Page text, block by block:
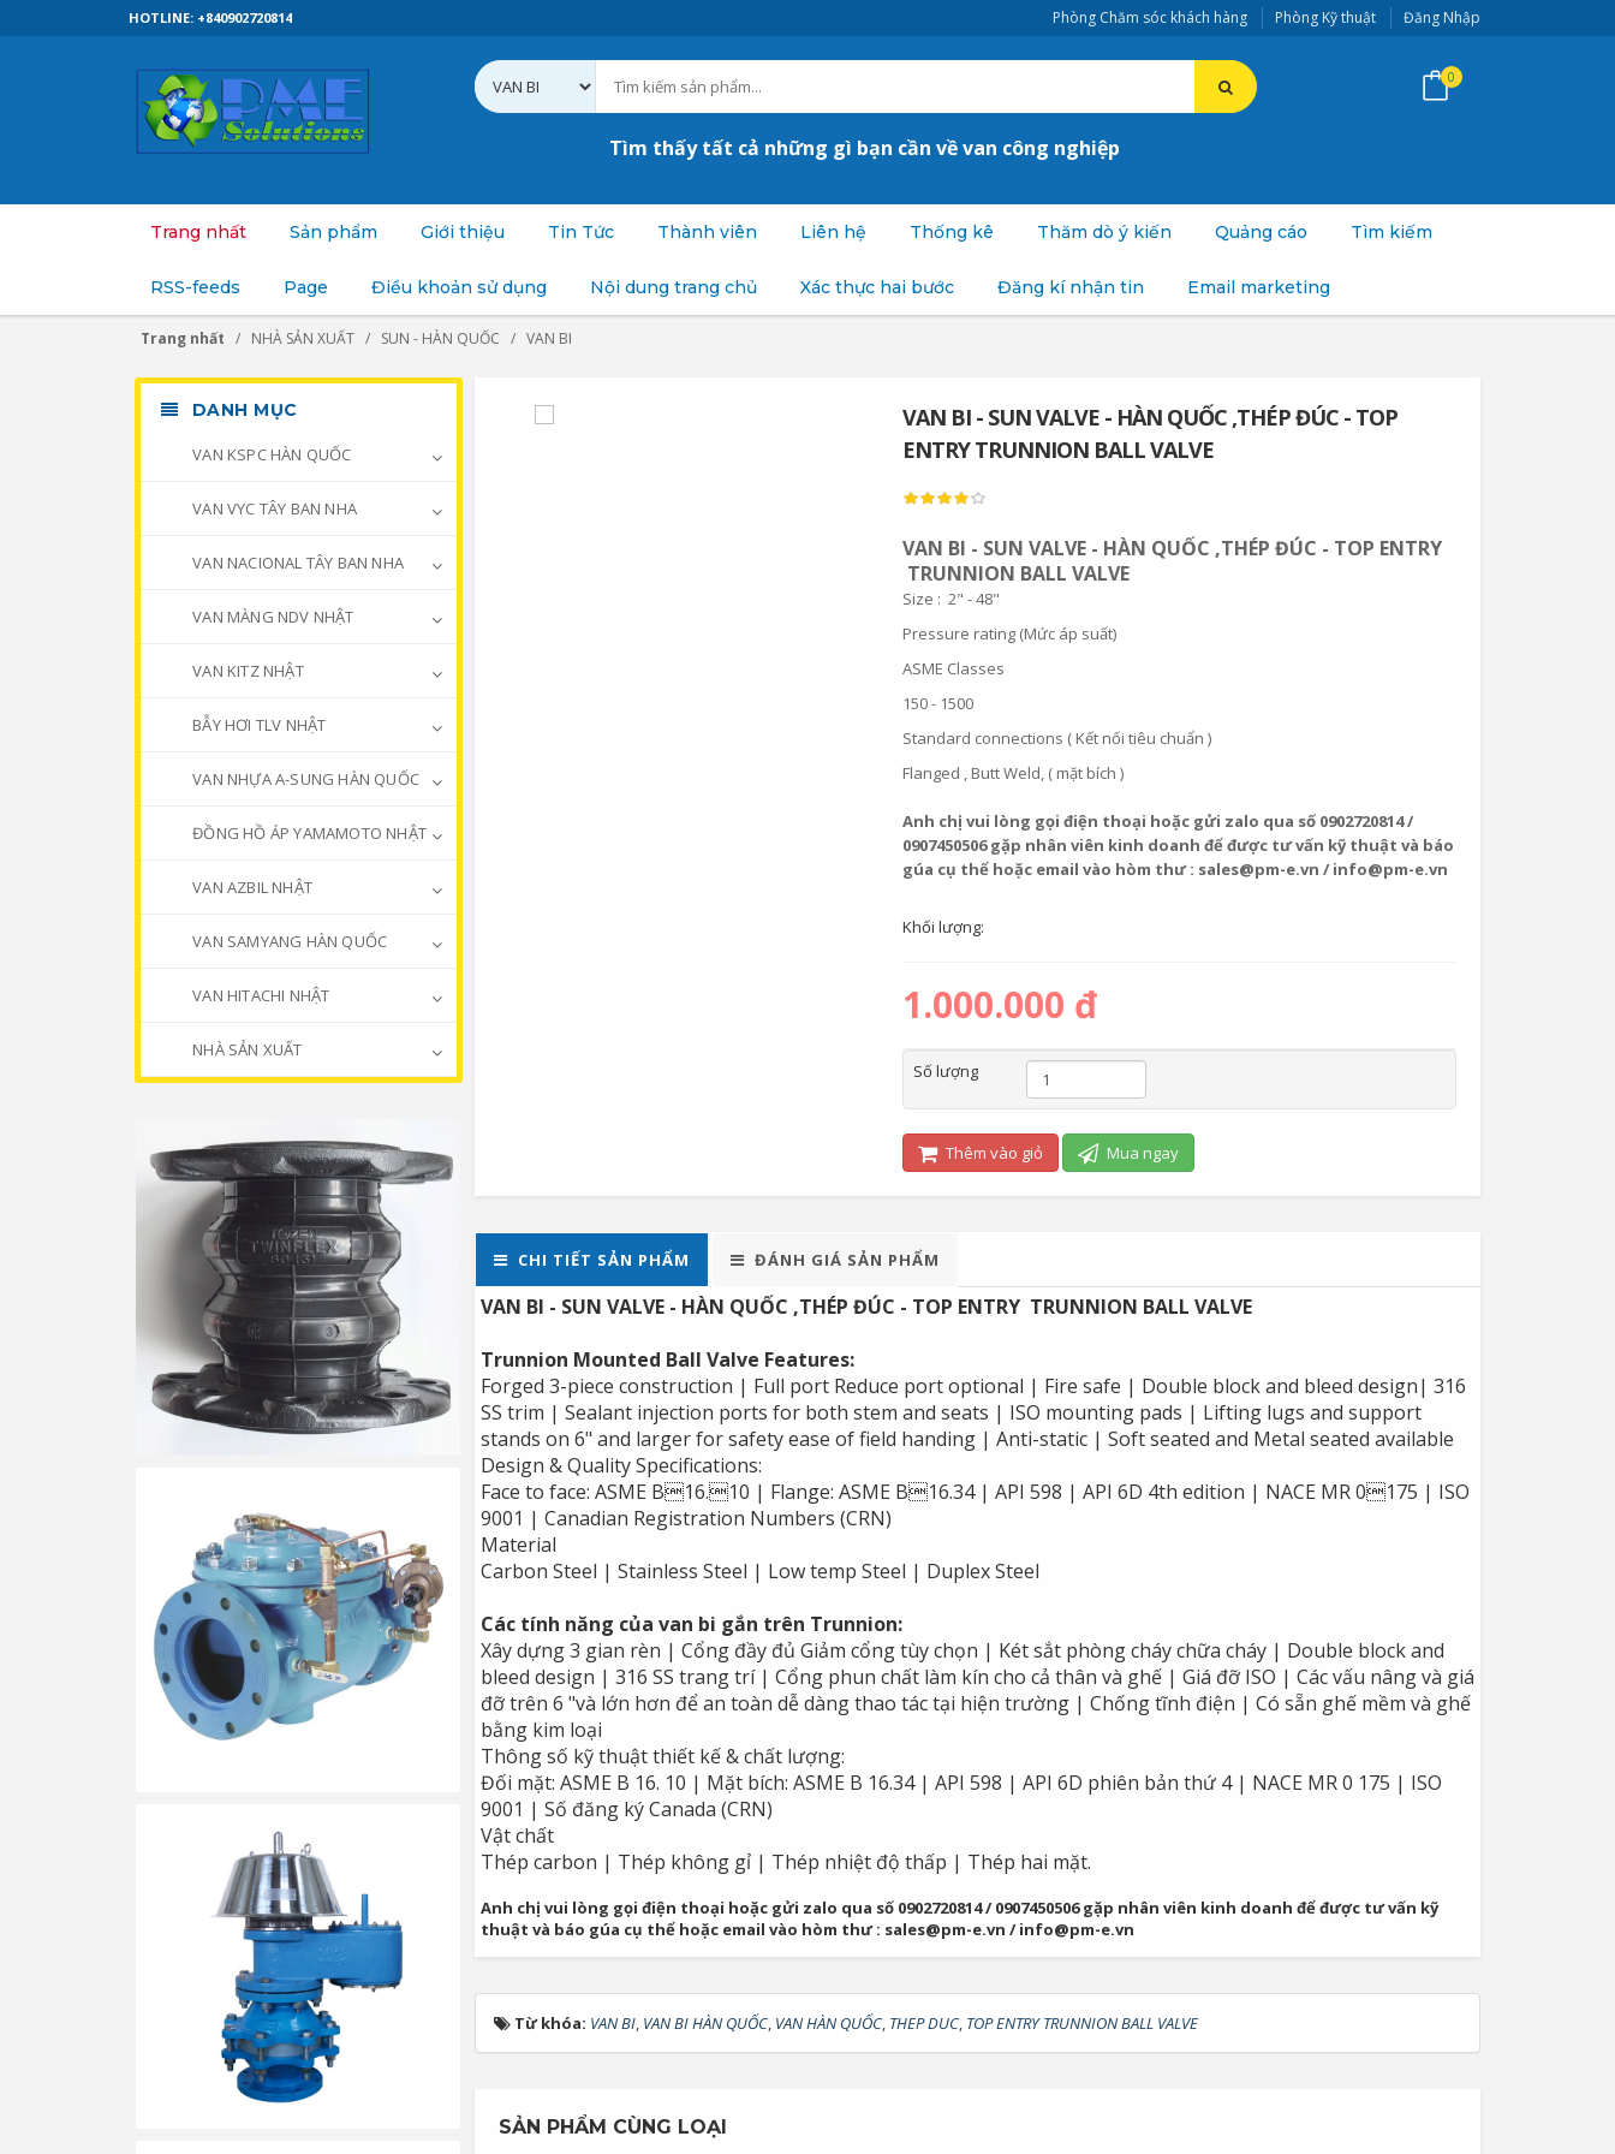
Phòng Chăm sóc khách hàng Phòng Kỹ thuật Đăng Nhập
HOTLINE: +840902720814
Tìm thấy tất cả những gì bạn cần về van công nghiệp
0
Trang nhất Sản phẩm Giới thiệu Tin Tức Thành viên Liên hệ Thống kê Thăm dò ý kiến Quảng cáo Tìm kiếm
RSS-feeds Page Điều khoản sử dụng Nội dung trang chủ Xác thực hai bước Đăng kí nhận tin Email marketing
Trang nhất NHÀ SẢN XUẤT SUN - HÀN QUỐC VAN BI
VAN BI - SUN VALVE - HÀN QUỐC ,THÉP ĐÚC - TOP
ENTRY TRUNNION BALL VALVE
VAN BI - SUN VALVE - HÀN QUỐC ,THÉP ĐÚC - TOP ENTRY
TRUNNION BALL VALVE
Size : 2" - 48"
Pressure rating (Mức áp suất)
ASME Classes
150 - 1500
Standard connections ( Kết nối tiêu chuẩn )
Flanged , Butt Weld, ( mặt bích )
Anh chị vui lòng gọi điện thoại hoặc gửi zalo qua số 0902720814 /
0907450506 gặp nhân viên kinh doanh để được tư vấn kỹ thuật và báo
gúa cụ thể hoặc email vào hòm thư : sales@pm-e.vn / info@pm-e.vn
Khối lượng:
1.000.000 đ
Số lượng
Thêm vào giỏ Mua ngay
CHI TIẾT SẢN PHẨM ĐÁNH GIÁ SẢN PHẨM
VAN BI - SUN VALVE - HÀN QUỐC ,THÉP ĐÚC - TOP ENTRY TRUNNION BALL VALVE
Trunnion Mounted Ball Valve Features:
Forged 3-piece construction | Full port Reduce port optional | Fire safe | Double block and bleed design| 316
SS trim | Sealant injection ports for both stem and seats | ISO mounting pads | Lifting lugs and support
stands on 6" and larger for safety ease of field handing | Anti-static | Soft seated and Metal seated available
Design & Quality Specifications:
Face to face: ASME B16.10 | Flange: ASME B16.34 | API 598 | API 6D 4th edition | NACE MR 0175 | ISO
9001 | Canadian Registration Numbers (CRN)
Material
Carbon Steel | Stainless Steel | Low temp Steel | Duplex Steel
Các tính năng của van bi gắn trên Trunnion:
Xây dựng 3 gian rèn | Cổng đầy đủ Giảm cổng tùy chọn | Két sắt phòng cháy chữa cháy | Double block and
bleed design | 316 SS trang trí | Cổng phun chất làm kín cho cả thân và ghế | Giá đỡ ISO | Các vấu nâng và giá
đỡ trên 6 "và lớn hơn để an toàn dễ dàng thao tác tại hiện trường | Chống tĩnh điện | Có sẵn ghế mềm và ghế
bằng kim loại
Thông số kỹ thuật thiết kế & chất lượng:
Đối mặt: ASME B 16. 10 | Mặt bích: ASME B 16.34 | API 598 | API 6D phiên bản thứ 4 | NACE MR 0 175 | ISO
9001 | Số đăng ký Canada (CRN)
Vật chất
Thép carbon | Thép không gỉ | Thép nhiệt độ thấp | Thép hai mặt.
Anh chị vui lòng gọi điện thoại hoặc gửi zalo qua số 0902720814 / 0907450506 gặp nhân viên kinh doanh để được tư vấn kỹ
thuật và báo gúa cụ thể hoặc email vào hòm thư : sales@pm-e.vn / info@pm-e.vn
Từ khóa: VAN BI, VAN BI HÀN QUỐC, VAN HÀN QUỐC, THEP DUC, TOP ENTRY TRUNNION BALL VALVE
SẢN PHẨM CÙNG LOẠI
DANH MỤC
VAN KSPC HÀN QUỐC
VAN VYC TÂY BAN NHA
VAN NACIONAL TÂY BAN NHA
VAN MÀNG NDV NHẬT
VAN KITZ NHẬT
BẪY HƠI TLV NHẬT
VAN NHỰA A-SUNG HÀN QUỐC
ĐỒNG HỒ ÁP YAMAMOTO NHẬT
VAN AZBIL NHẬT
VAN SAMYANG HÀN QUỐC
VAN HITACHI NHẬT
NHÀ SẢN XUẤT